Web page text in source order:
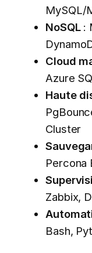
MySQL/
NoSQL:
Cloud
Azure
Haute
Cluster
Percona
Zabbix,
Bash,